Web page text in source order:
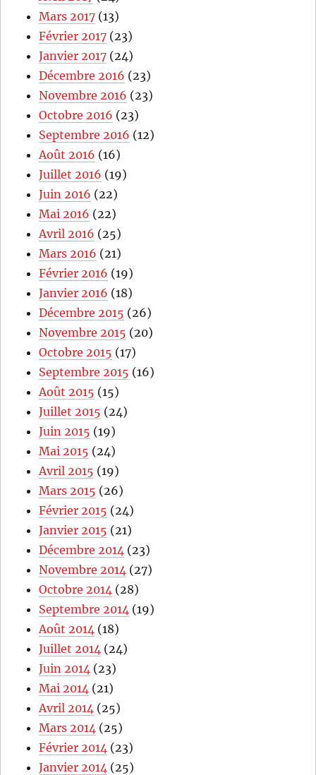
Mars 2017 (13)
Février 2017 (23)
Janvier 2017 (24)
Décembre 2016 (23)
Novembre 2016 (23)
Octobre 2016 (23)
Septembre 2016 (12)
Août 2016 (16)
Juillet 2016 (19)
Juin 2016 (22)
Mai 2016 (22)
Avril 2016 (25)
Mars 2016 (21)
Février 2016 (19)
Janvier 2016 (18)
Décembre 2015 (26)
Novembre 2015 (20)
Octobre 2015 (17)
Septembre 2015 (16)
Août 2015 (15)
Juillet 2015 (24)
Juin 2015 (19)
Mai 2015 (24)
Avril 2015 (19)
Mars 2015 (26)
Février 2015 (24)
Janvier 2015 (21)
Décembre 2014 (23)
Novembre 2014 (27)
Octobre 2014 (28)
Septembre 2014 (19)
Août 2014 (18)
Juillet 2014 (24)
Juin 2014 (23)
Mai 2014 (21)
Avril 2014 (25)
Mars 2014 (25)
Février 2014 (23)
Janvier 2014 (25)